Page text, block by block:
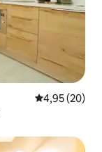
Średnia
4,95 (20)